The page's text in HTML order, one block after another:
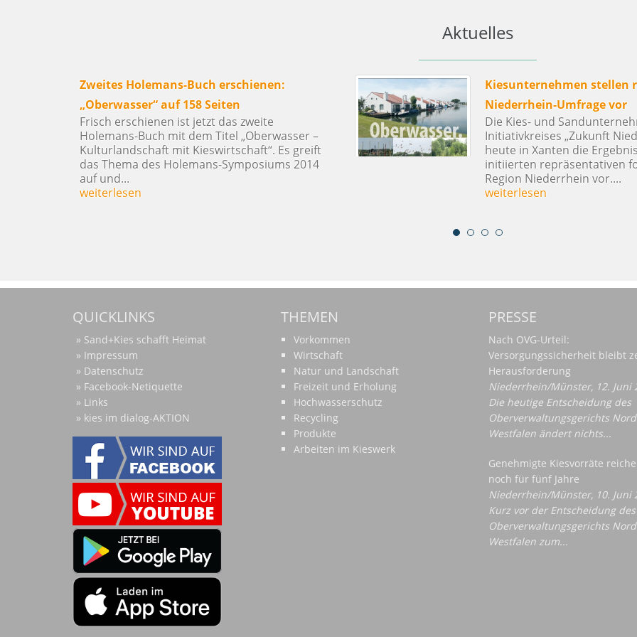
Aktuelles
Kiesunternehmen stellen repräsentative
Niederrhein-Umfrage vor
Die Kies- und Sandunternehmen des
Initiativkreises „Zukunft Niederrhein“ stellten
heute in Xanten die Ergebnisse einer von ihnen
initiierten repräsentativen forsa-Umfrage zur
Region Niederrhein vor....
weiterlesen
Tragisches Unglück
Der Tod von zwei
Herkener
Unfall im Kieswerk
am 28. November
weiterlesen
QUICKLINKS
Sand+Kies schafft Heimat
Impressum
Datenschutz
Facebook-Netiquette
Links
kies im dialog-AKTION
THEMEN
Vorkommen
Wirtschaft
Natur und Landschaft
Freizeit und Erholung
Hochwasserschutz
Recycling
Produkte
Arbeiten im Kieswerk
PRESSE
Nach OVG-Urteil:
Versorgungssicherheit bleibt
Herausforderung
Niederrhein/Münster, 12. Juni
Die heutige Entscheidung des
Oberverwaltungsgerichts
Westfalen ändert nichts...
Genehmigte Kiesvorräte
noch für fünf Jahre
Niederrhein/Münster, 10. Juni
Kurz vor der Entscheidung des
Oberverwaltungsgerichts
Westfalen zum...